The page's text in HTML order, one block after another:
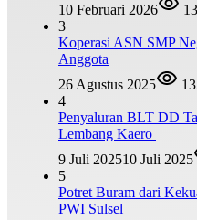
10 Februari 2026
3
Koperasi ASN SMP
Anggota
26 Agustus 2025
4
Penyaluran BLT DD
Lembang Kaero
9 Juli 202510 Juli 2025
5
Potret Buram dari
PWI Sulsel